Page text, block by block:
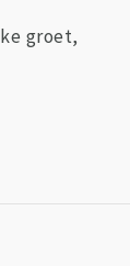
groet,